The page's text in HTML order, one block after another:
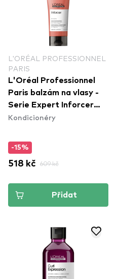
L'ORÉAL PROFESSIONNEL
PARIS
L'Oréal Professionnel
Paris balzám na vlasy -
Serie Expert Inforcer
Conditioner
Kondicionéry
-15%
518 kč 609 kč
Přidat